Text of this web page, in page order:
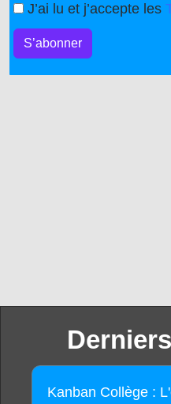
J’ai lu et j’accepte les
S’abonner
Kanban Collège :